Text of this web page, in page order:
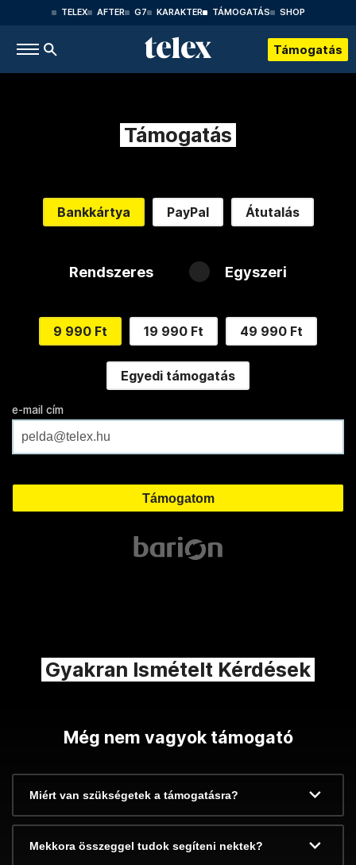
TELEX AFTER G7 KARAKTER TÁMOGATÁS SHOP
Támogatás
Támogatás
Bankkártya PayPal Átutalás
Rendszeres Egyszeri
9 990 Ft 19 990 Ft 49 990 Ft
Egyedi támogatás
e-mail cím
Gyakran Ismételt Kérdések
Még nem vagyok támogató
Miért van szükségetek a támogatásra?
Mekkora összeggel tudok segíteni nektek?